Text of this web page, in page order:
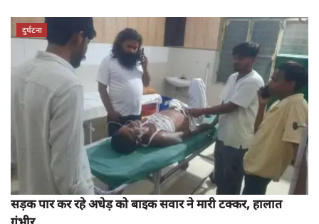
दुर्घटना
सड़क पार कर रहे अधेड़ को बाइक सवार ने मारी टक्कर, हालात